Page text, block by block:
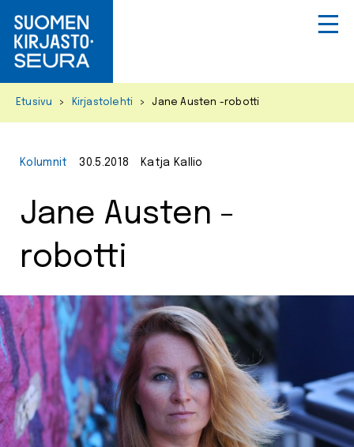
Etusivu > Kirjastolehti > Jane Austen -robotti
Kolumnit 30.5.2018 Katja Kallio
Jane Austen -
robotti